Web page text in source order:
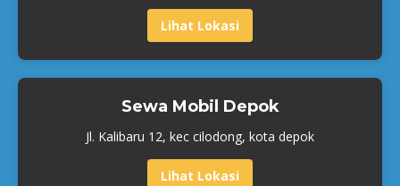
Lihat Lokasi
Sewa Mobil Depok
Jl. Kalibaru 12, kec cilodong, kota depok
Lihat Lokasi